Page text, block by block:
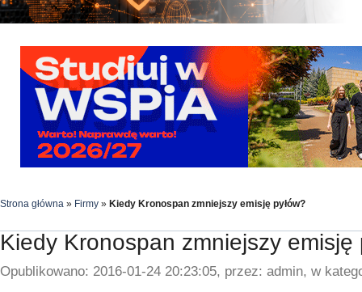
Strona główna » Firmy » Kiedy Kronospan zmniejszy emisję pyłów?
Kiedy Kronospan zmniejszy emisję
Opublikowano: 2016-01-24 20:23:05, przez: admin, w